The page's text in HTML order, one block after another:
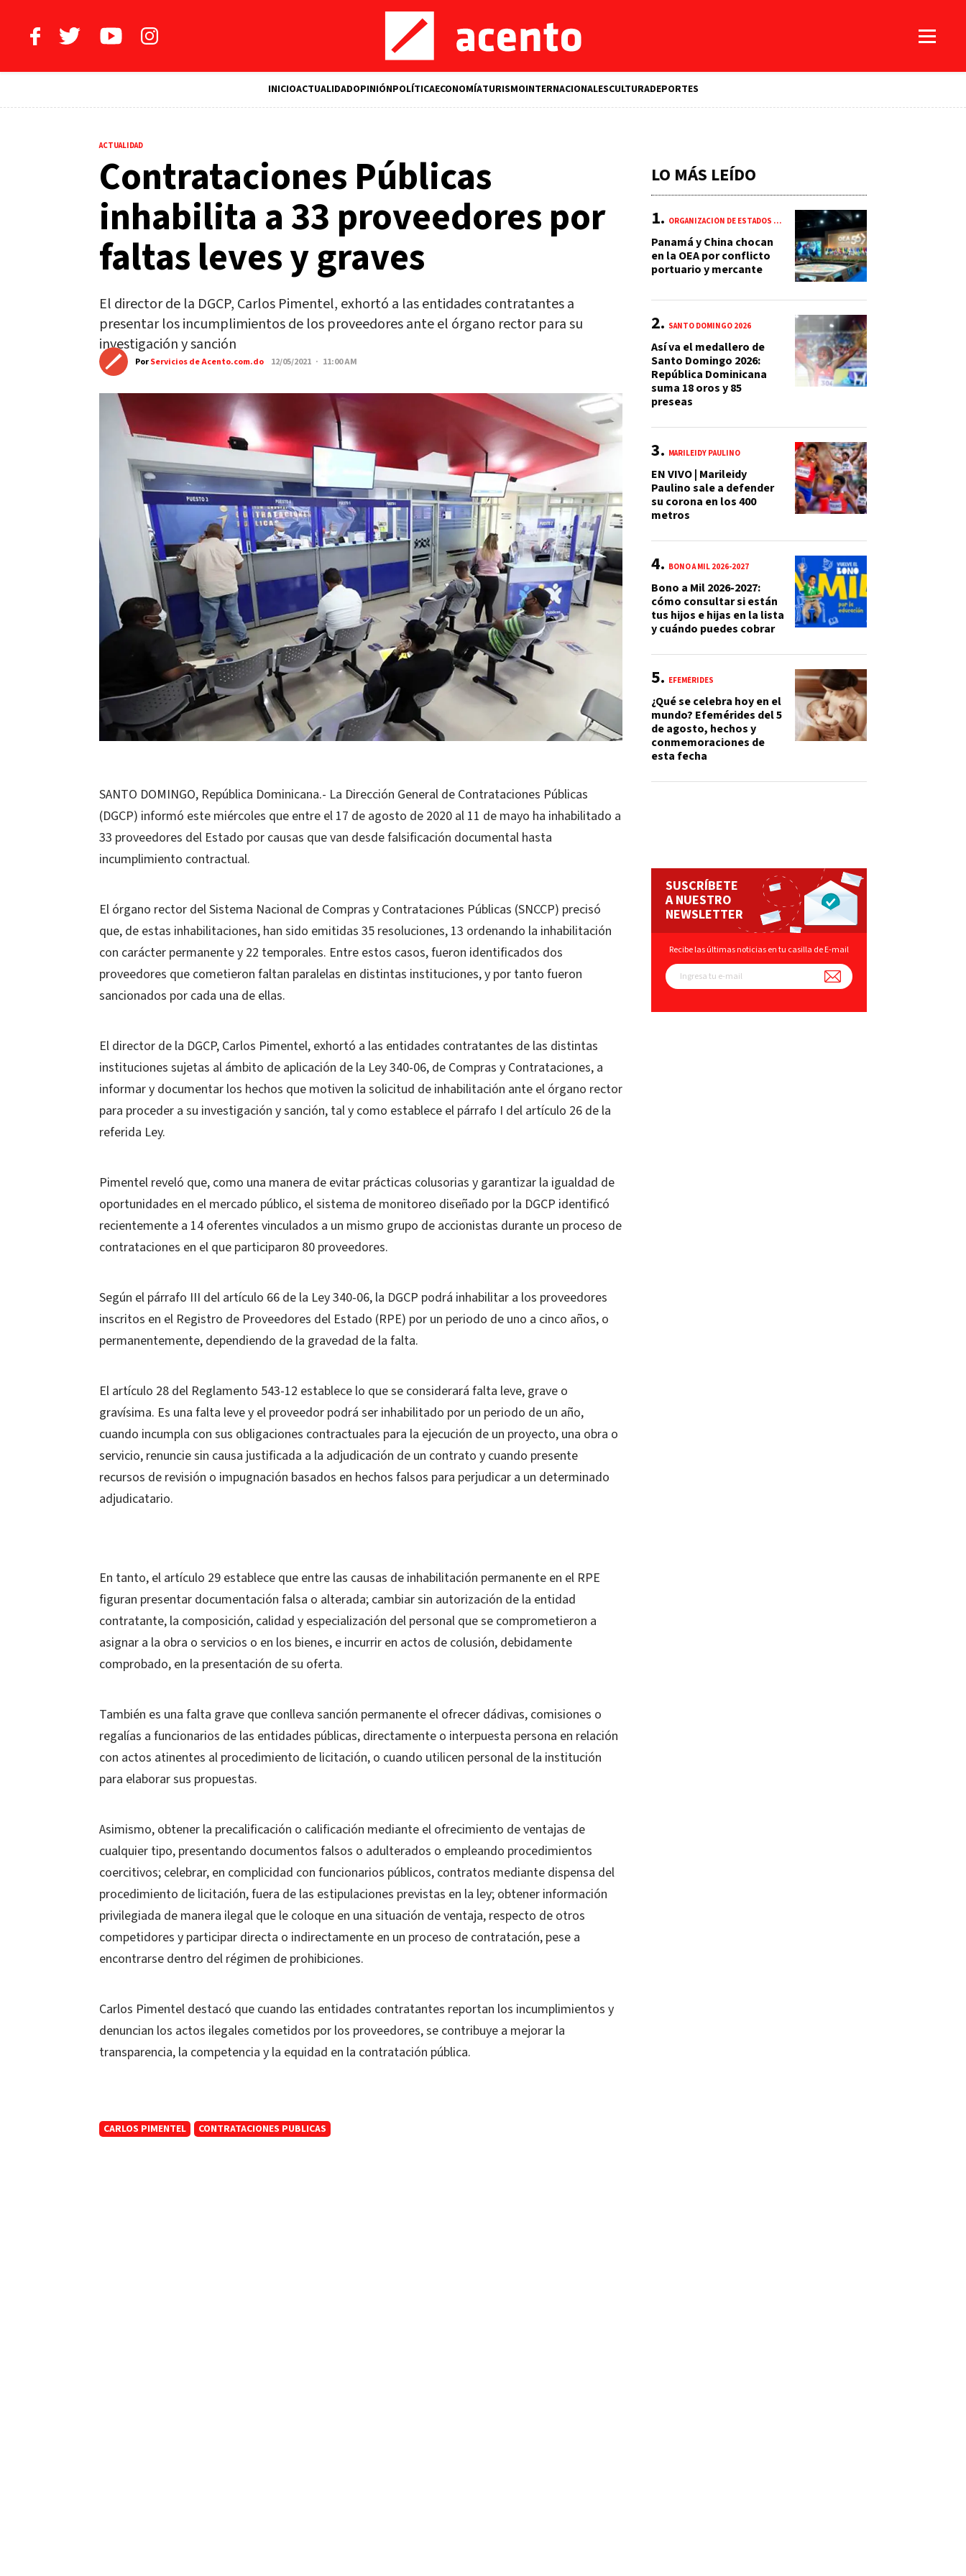
INICIOACTUALIDADOPINIÓNPOLÍTICAECONOMÍATURISMOINTERNACIONALESCULTURADEPORTES
ACTUALIDAD
Contrataciones Públicas
inhabilita a 33 proveedores por
faltas leves y graves
El director de la DGCP, Carlos Pimentel, exhortó a las entidades contratantes a
presentar los incumplimientos de los proveedores ante el órgano rector para su
investigación y sanción
PorServicios de Acento.com.do 12/05/2021 · 11:00 AM
SANTO DOMINGO, República Dominicana.- La Dirección General de Contrataciones Públicas
(DGCP) informó este miércoles que entre el 17 de agosto de 2020 al 11 de mayo ha inhabilitado a
33 proveedores del Estado por causas que van desde falsificación documental hasta
incumplimiento contractual.
El órgano rector del Sistema Nacional de Compras y Contrataciones Públicas (SNCCP) precisó
que, de estas inhabilitaciones, han sido emitidas 35 resoluciones, 13 ordenando la inhabilitación
con carácter permanente y 22 temporales. Entre estos casos, fueron identificados dos
proveedores que cometieron faltan paralelas en distintas instituciones, y por tanto fueron
sancionados por cada una de ellas.
El director de la DGCP, Carlos Pimentel, exhortó a las entidades contratantes de las distintas
instituciones sujetas al ámbito de aplicación de la Ley 340-06, de Compras y Contrataciones, a
informar y documentar los hechos que motiven la solicitud de inhabilitación ante el órgano rector
para proceder a su investigación y sanción, tal y como establece el párrafo I del artículo 26 de la
referida Ley.
Pimentel reveló que, como una manera de evitar prácticas colusorias y garantizar la igualdad de
oportunidades en el mercado público, el sistema de monitoreo diseñado por la DGCP identificó
recientemente a 14 oferentes vinculados a un mismo grupo de accionistas durante un proceso de
contrataciones en el que participaron 80 proveedores.
Según el párrafo III del artículo 66 de la Ley 340-06, la DGCP podrá inhabilitar a los proveedores
inscritos en el Registro de Proveedores del Estado (RPE) por un periodo de uno a cinco años, o
permanentemente, dependiendo de la gravedad de la falta.
El artículo 28 del Reglamento 543-12 establece lo que se considerará falta leve, grave o
gravísima. Es una falta leve y el proveedor podrá ser inhabilitado por un periodo de un año,
cuando incumpla con sus obligaciones contractuales para la ejecución de un proyecto, una obra o
servicio, renuncie sin causa justificada a la adjudicación de un contrato y cuando presente
recursos de revisión o impugnación basados en hechos falsos para perjudicar a un determinado
adjudicatario.
En tanto, el artículo 29 establece que entre las causas de inhabilitación permanente en el RPE
figuran presentar documentación falsa o alterada; cambiar sin autorización de la entidad
contratante, la composición, calidad y especialización del personal que se comprometieron a
asignar a la obra o servicios o en los bienes, e incurrir en actos de colusión, debidamente
comprobado, en la presentación de su oferta.
También es una falta grave que conlleva sanción permanente el ofrecer dádivas, comisiones o
regalías a funcionarios de las entidades públicas, directamente o interpuesta persona en relación
con actos atinentes al procedimiento de licitación, o cuando utilicen personal de la institución
para elaborar sus propuestas.
Asimismo, obtener la precalificación o calificación mediante el ofrecimiento de ventajas de
cualquier tipo, presentando documentos falsos o adulterados o empleando procedimientos
coercitivos; celebrar, en complicidad con funcionarios públicos, contratos mediante dispensa del
procedimiento de licitación, fuera de las estipulaciones previstas en la ley; obtener información
privilegiada de manera ilegal que le coloque en una situación de ventaja, respecto de otros
competidores y participar directa o indirectamente en un proceso de contratación, pese a
encontrarse dentro del régimen de prohibiciones.
Carlos Pimentel destacó que cuando las entidades contratantes reportan los incumplimientos y
denuncian los actos ilegales cometidos por los proveedores, se contribuye a mejorar la
transparencia, la competencia y la equidad en la contratación pública.
CARLOS PIMENTEL CONTRATACIONES PUBLICAS
LO MÁS LEÍDO
ORGANIZACIÓN DE ESTADOS AMERICANOS (OEA)
Panamá y China chocan
en la OEA por conflicto
portuario y mercante
SANTO DOMINGO 2026
Así va el medallero de
Santo Domingo 2026:
República Dominicana
suma 18 oros y 85
preseas
MARILEIDY PAULINO
EN VIVO | Marileidy
Paulino sale a defender
su corona en los 400
metros
BONO A MIL 2026-2027
Bono a Mil 2026-2027:
cómo consultar si están
tus hijos e hijas en la lista
y cuándo puedes cobrar
EFEMÉRIDES
¿Qué se celebra hoy en el
mundo? Efemérides del 5
de agosto, hechos y
conmemoraciones de
esta fecha
SUSCRÍBETE
A NUESTRO
NEWSLETTER
Recibe las últimas noticias en tu casilla de E-mail